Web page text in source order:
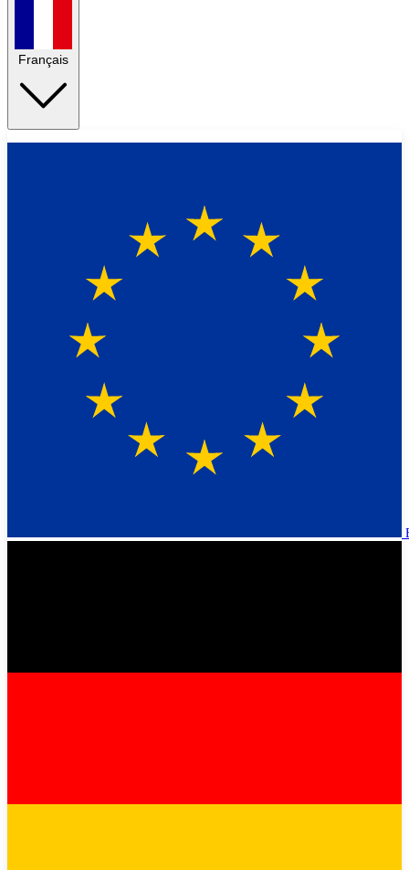
Français